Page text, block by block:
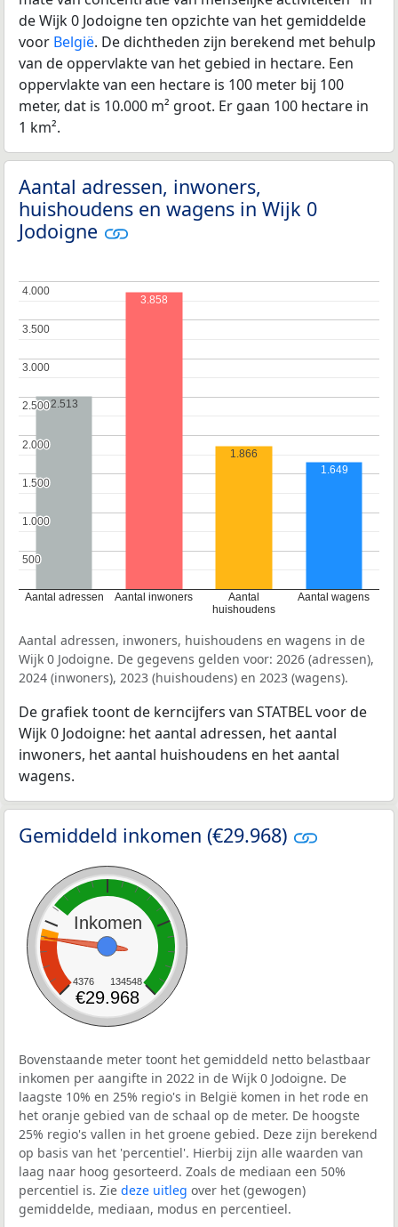
de Wijk 0 Jodoigne ten opzichte van het gemiddelde
voor België. De dichtheden zijn berekend met behulp
van de oppervlakte van het gebied in hectare. Een
oppervlakte van een hectare is 100 meter bij 100
meter, dat is 10.000 m² groot. Er gaan 100 hectare in
1 km².
Aantal adressen, inwoners,
huishoudens en wagens in Wijk 0
Jodoigne
Aantal adressen Aantal inwoners
Aantal
huishoudens
Aantal wagens
500
500
1.000
1.000
1.500
1.500
2.000
2.000
2.500
2.500
3.000
3.000
3.500
3.500
4.000
4.000
2.513
3.858
1.866
1.649
Aantal adressen, inwoners, huishoudens en wagens in de
Wijk 0 Jodoigne. De gegevens gelden voor: 2026 (adressen),
2024 (inwoners), 2023 (huishoudens) en 2023 (wagens).
De grafiek toont de kerncijfers van STATBEL voor de
Wijk 0 Jodoigne: het aantal adressen, het aantal
inwoners, het aantal huishoudens en het aantal
wagens.
Gemiddeld inkomen (€29.968)
Inkomen
4376 134548
€29.968
Bovenstaande meter toont het gemiddeld netto belastbaar
inkomen per aangifte in 2022 in de Wijk 0 Jodoigne. De
laagste 10% en 25% regio's in België komen in het rode en
het oranje gebied van de schaal op de meter. De hoogste
25% regio's vallen in het groene gebied. Deze zijn berekend
op basis van het 'percentiel'. Hierbij zijn alle waarden van
laag naar hoog gesorteerd. Zoals de mediaan een 50%
percentiel is. Zie deze uitleg over het (gewogen)
gemiddelde, mediaan, modus en percentieel.